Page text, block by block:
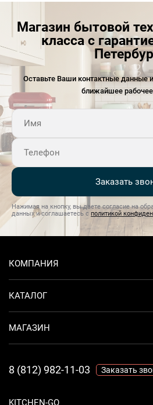
Магазин бытовой
класса с
Оставьте Ваши контактные
ближайшее
Заказать
Нажимая на кнопку, вы даете согласие на
данных и соглашаетесь с политикой
KITCHEN-GO
КОМПАНИЯ
КАТАЛОГ
МАГАЗИН
8 (812) 982-11-03 Заказать